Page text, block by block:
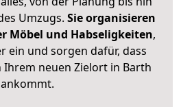
Umzugs. Sie organisieren
Möbel und Habseligkeiten,
ein und sorgen dafür, dass
neuen Zielort in Barth
ankommt.